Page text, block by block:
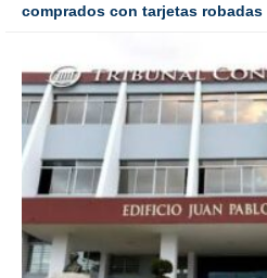
comprados con tarjetas robadas